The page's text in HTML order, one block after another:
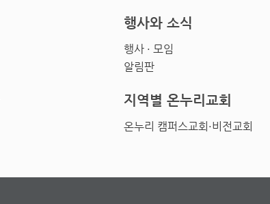
행사와 소식
행사 · 모임
알림판
지역별 온누리교회
온누리 캠퍼스교회·비전교회